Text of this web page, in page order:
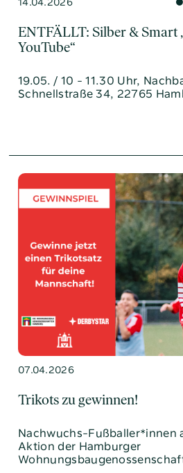
ENTFÄLLT: Silber & Smart
YouTube“
19.05. / 10 - 11.30 Uhr,
Schnellstraße 34, 22765
07.04.2026
Trikots zu gewinnen!
Nachwuchs-Fußballer*innen
Aktion der Hamburger